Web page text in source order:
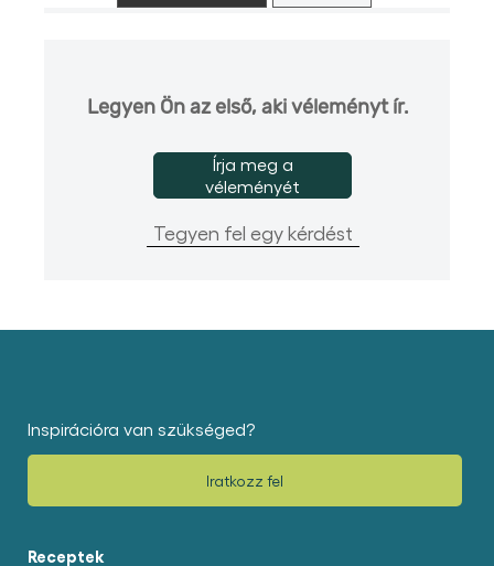
Legyen Ön az első, aki véleményt ír.
Írja meg a
véleményét
Tegyen fel egy kérdést
Inspirációra van szükséged?
Iratkozz fel
Receptek